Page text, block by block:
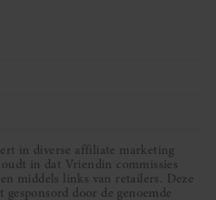
in diverse affiliate marketing
in dat Vriendin commissies
middels links van retailers. Deze
gesponsord door de genoemde